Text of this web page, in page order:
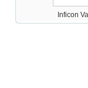
VSA016-